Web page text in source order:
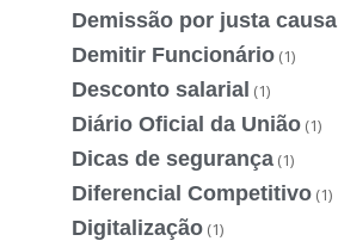
Demissão por justa causa
Demitir Funcionário (1)
Desconto salarial (1)
Diário Oficial da União (1)
Dicas de segurança (1)
Diferencial Competitivo (1)
Digitalização (1)